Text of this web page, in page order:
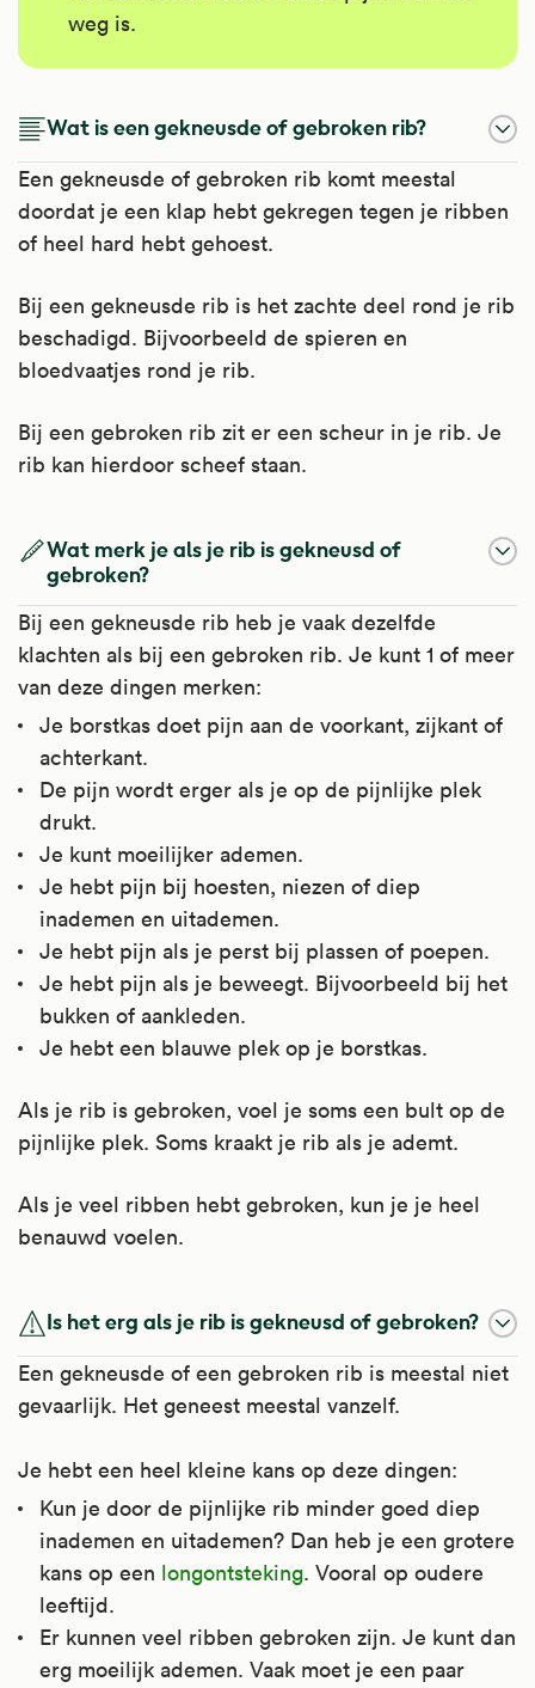
weg is.
Wat is een gekneusde of gebroken rib?
Een gekneusde of gebroken rib komt meestal
doordat je een klap hebt gekregen tegen je ribben
of heel hard hebt gehoest.
Bij een gekneusde rib is het zachte deel rond je rib
beschadigd. Bijvoorbeeld de spieren en
bloedvaatjes rond je rib.
Bij een gebroken rib zit er een scheur in je rib. Je
rib kan hierdoor scheef staan.
Wat merk je als je rib is gekneusd of
gebroken?
Bij een gekneusde rib heb je vaak dezelfde
klachten als bij een gebroken rib. Je kunt 1 of meer
van deze dingen merken:
Je borstkas doet pijn aan de voorkant, zijkant of
achterkant.
De pijn wordt erger als je op de pijnlijke plek
drukt.
Je kunt moeilijker ademen.
Je hebt pijn bij hoesten, niezen of diep
inademen en uitademen.
Je hebt pijn als je perst bij plassen of poepen.
Je hebt pijn als je beweegt. Bijvoorbeeld bij het
bukken of aankleden.
Je hebt een blauwe plek op je borstkas.
Als je rib is gebroken, voel je soms een bult op de
pijnlijke plek. Soms kraakt je rib als je ademt.
Als je veel ribben hebt gebroken, kun je je heel
benauwd voelen.
Is het erg als je rib is gekneusd of gebroken?
Een gekneusde of een gebroken rib is meestal niet
gevaarlijk. Het geneest meestal vanzelf.
Je hebt een heel kleine kans op deze dingen:
Kun je door de pijnlijke rib minder goed diep
inademen en uitademen? Dan heb je een grotere
kans op een longontsteking. Vooral op oudere
leeftijd.
Er kunnen veel ribben gebroken zijn. Je kunt dan
erg moeilijk ademen. Vaak moet je een paar